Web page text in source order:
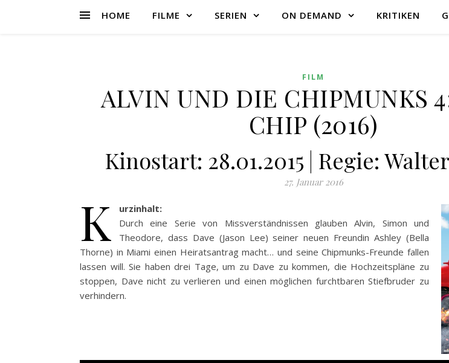
HOME FILME SERIEN ON DEMAND KRITIKEN
FILM
ALVIN UND DIE CHIPMUNKS
CHIP (2016)
Kinostart: 28.01.2015 | Regie:
27. Januar 2016
K
urzinhalt:
Durch eine Serie von Missverständnissen glauben Alvin, Simon und
Theodore, dass Dave (Jason Lee) seiner neuen Freundin Ashley (Bella
Thorne) in Miami einen Heiratsantrag macht… und seine Chipmunks-Freunde fallen
lassen will. Sie haben drei Tage, um zu Dave zu kommen, die Hochzeitspläne zu
stoppen, Dave nicht zu verlieren und einen möglichen furchtbaren Stiefbruder zu
verhindern.